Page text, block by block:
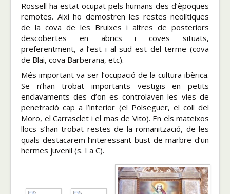
Rossell ha estat ocupat pels humans des d’èpoques
remotes. Així ho demostren les restes neolítiques
de la cova de les Bruixes i altres de posteriors
descobertes en abrics i coves situats,
preferentment, a l’est i al sud-est del terme (cova
de Blai, cova Barberana, etc).
Més important va ser l’ocupació de la cultura ibèrica.
Se n’han trobat importants vestigis en petits
enclavaments des d’on es controlaven les vies de
penetració cap a l’interior (el Polseguer, el coll del
Moro, el Carrasclet i el mas de Vito). En els mateixos
llocs s’han trobat restes de la romanització, de les
quals destacarem l’interessant bust de marbre d’un
hermes juvenil (s. I a C).